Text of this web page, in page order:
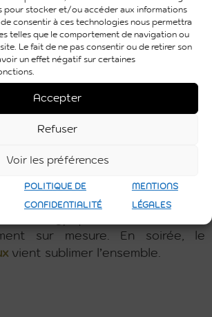
pour stocker et/ou accéder aux informations
consentir à ces technologies nous permettra
telles que le comportement de navigation ou
Le fait de ne pas consentir ou de retirer son
un effet négatif sur certaines
Accepter
Refuser
Voir les préférences
POLITIQUE DE
CONFIDENTIALITÉ
MENTIONS
LÉGALES
signature PSB Lounge
lounge »gamme Lounge box»
modules, exactement comme nos
des espaces ouverts, selon le
d’invités. Cette modularité
la région toulousaine permet
sur mesure. En soirée, le
vient sublimer l’ensemble.